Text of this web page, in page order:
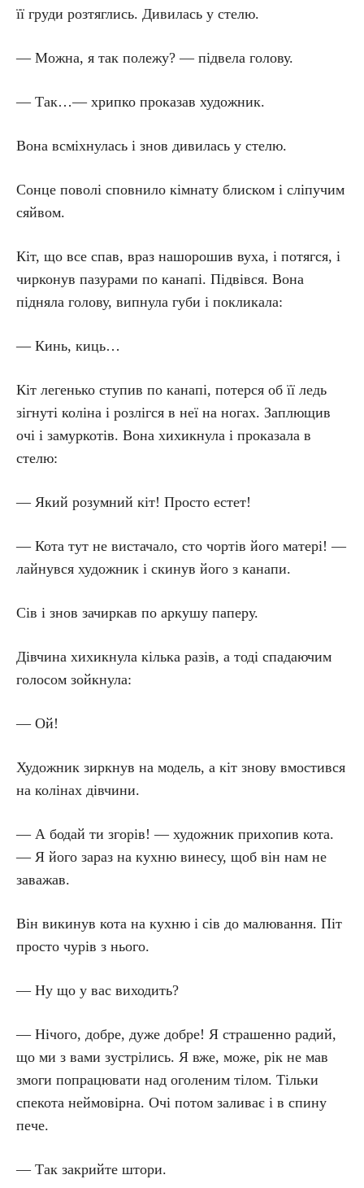
її груди розтяглись. Дивилась у стелю.
— Можна, я так полежу? — підвела голову.
— Так…— хрипко проказав художник.
Вона всміхнулась і знов дивилась у стелю.
Сонце поволі сповнило кімнату блиском і сліпучим
сяйвом.
Кіт, що все спав, враз нашорошив вуха, і потягся, і
чирконув пазурами по канапі. Підвівся. Вона
підняла голову, випнула губи і покликала:
— Кинь, киць…
Кіт легенько ступив по канапі, потерся об її ледь
зігнуті коліна і розлігся в неї на ногах. Заплющив
очі і замуркотів. Вона хихикнула і проказала в
стелю:
— Який розумний кіт! Просто естет!
— Кота тут не вистачало, сто чортів його матері! —
лайнувся художник і скинув його з канапи.
Сів і знов зачиркав по аркушу паперу.
Дівчина хихикнула кілька разів, а тоді спадаючим
голосом зойкнула:
— Ой!
Художник зиркнув на модель, а кіт знову вмостився
на колінах дівчини.
— А бодай ти згорів! — художник прихопив кота.
— Я його зараз на кухню винесу, щоб він нам не
заважав.
Він викинув кота на кухню і сів до малювання. Піт
просто чурів з нього.
— Ну що у вас виходить?
— Нічого, добре, дуже добре! Я страшенно радий,
що ми з вами зустрілись. Я вже, може, рік не мав
змоги попрацювати над оголеним тілом. Тільки
спекота неймовірна. Очі потом заливає і в спину
пече.
— Так закрийте штори.